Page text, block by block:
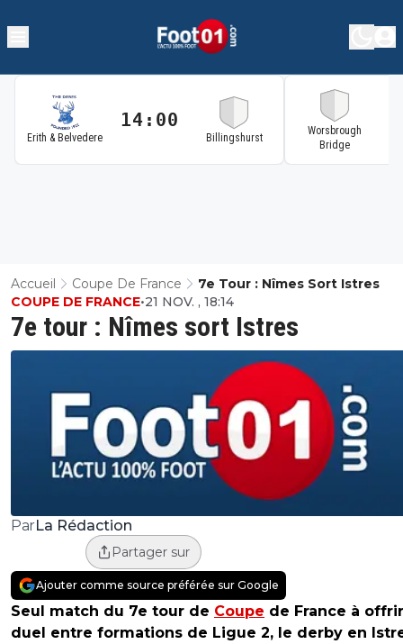
Erith & Belvedere
14:00
Billingshurst
Worsbrough
Bridge
Accueil Coupe De France 7e Tour : Nîmes Sort Istres
7e tour : Nîmes sort Istres
COUPE DE FRANCE•21 NOV. , 18:14
ParLa Rédaction
Partager sur
Ajouter comme source préférée sur Google
Seul match du 7e tour de Coupe de France à
duel entre formations de Ligue 2, le derby en